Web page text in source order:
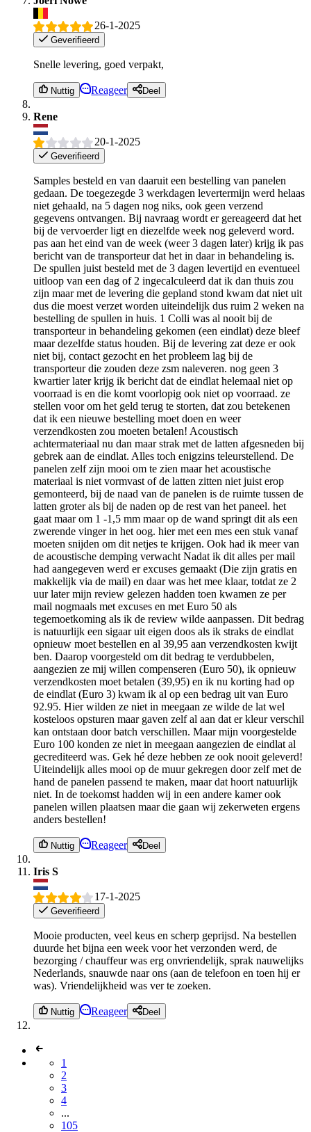
26-1-2025
Geverifieerd
Snelle levering, goed verpakt,
Nuttig Reageer Deel
Rene
20-1-2025
Geverifieerd
Samples besteld en van daaruit een bestelling van panelen
gedaan. De toegezegde 3 werkdagen levertermijn werd helaas
niet gehaald, na 5 dagen nog niks, ook geen verzend
gegevens ontvangen. Bij navraag wordt er gereageerd dat het
bij de vervoerder ligt en diezelfde week nog geleverd word.
pas aan het eind van de week (weer 3 dagen later) krijg ik pas
bericht van de transporteur dat het in daar in behandeling is.
De spullen juist besteld met de 3 dagen levertijd en eventueel
uitloop van een dag of 2 ingecalculeerd dat ik dan thuis zou
zijn maar met de levering die gepland stond kwam dat niet uit
dus die moest verzet worden uiteindelijk dus ruim 2 weken na
bestelling de spullen in huis. 1 Colli was al nooit bij de
transporteur in behandeling gekomen (een eindlat) deze bleef
maar dezelfde status houden. Bij de levering zat deze er ook
niet bij, contact gezocht en het probleem lag bij de
transporteur die zouden deze zsm naleveren. nog geen 3
kwartier later krijg ik bericht dat de eindlat helemaal niet op
voorraad is en die komt voorlopig ook niet op voorraad. ze
stellen voor om het geld terug te storten, dat zou betekenen
dat ik een nieuwe bestelling moet doen en weer
verzendkosten zou moeten betalen! Acoustisch
achtermateriaal nu dan maar strak met de latten afgesneden bij
gebrek aan de eindlat. Alles toch enigzins teleurstellend. De
panelen zelf zijn mooi om te zien maar het acoustische
materiaal is niet vormvast of de latten zitten niet juist erop
gemonteerd, bij de naad van de panelen is de ruimte tussen de
latten groter als bij de naden op de rest van het paneel. het
gaat maar om 1 -1,5 mm maar op de wand springt dit als een
zwerende vinger in het oog. hier met een mes een stuk vanaf
moeten snijden om dit netjes te krijgen. Ook had ik meer van
de acoustische demping verwacht Nadat ik dit alles per mail
had aangegeven werd er excuses gemaakt (Die zijn gratis en
makkelijk via de mail) en daar was het mee klaar, totdat ze 2
uur later mijn review gelezen hadden toen kwamen ze per
mail nogmaals met excuses en met Euro 50 als
tegemoetkoming als ik de review wilde aanpassen. Dit bedrag
is natuurlijk een sigaar uit eigen doos als ik straks de eindlat
opnieuw moet bestellen en al 39,95 aan verzendkosten kwijt
ben. Daarop voorgesteld om dit bedrag te verdubbelen,
aangezien ze mij willen compenseren (Euro 50), ik opnieuw
verzendkosten moet betalen (39,95) en ik nu korting had op
de eindlat (Euro 3) kwam ik al op een bedrag uit van Euro
92.95. Hier wilden ze niet in meegaan ze wilde de lat wel
kosteloos opsturen maar gaven zelf al aan dat er kleur verschil
kan ontstaan door batch verschillen. Maar mijn voorgestelde
Euro 100 konden ze niet in meegaan aangezien de eindlat al
gecrediteerd was. Gek hé deze hebben ze ook nooit geleverd!
Uiteindelijk alles mooi op de muur gekregen door zelf met de
hand de panelen passend te maken, maar dat hoort natuurlijk
niet. In de toekomst hadden wij in een andere kamer ook
panelen willen plaatsen maar die gaan wij zekerweten ergens
anders bestellen!
Nuttig Reageer Deel
Iris S
17-1-2025
Geverifieerd
Mooie producten, veel keus en scherp geprijsd. Na bestellen
duurde het bijna een week voor het verzonden werd, de
bezorging / chauffeur was erg onvriendelijk, sprak nauwelijks
Nederlands, snauwde naar ons (aan de telefoon en toen hij er
was). Vriendelijkheid was ver te zoeken.
Nuttig Reageer Deel
1
2
3
4
...
105